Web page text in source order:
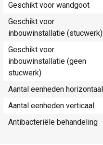
Geschikt voor wandgoot
Geschikt voor
inbouwinstallatie (stucwerk)
Geschikt voor
inbouwinstallatie (geen
stucwerk)
Aantal eenheden horizontaal
Aantal eenheden verticaal
Antibacteriële behandeling